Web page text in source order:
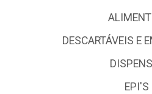
DESCARTÁVEIS E
EPI'S